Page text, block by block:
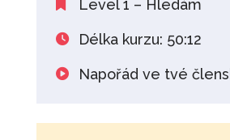
Level 1 – Hledám
Délka kurzu: 50:12
Napořád ve tvé